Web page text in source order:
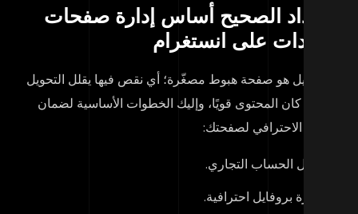
الصحيح أساس إدارة صفحات
على انستغرام
هو صفحة هبوط مصغّرة؛ أي نقص فيها يقلل التحويل
لو كان المحتوى قويًا، وإليك الخطوات الأساسية لضمان
الاحترافي لصفحتك:
تفعيل الحساب التجاري.
صورة بروفايل احترافية.